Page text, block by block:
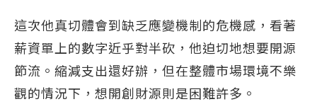
這次他真切體會到缺乏應變機制的危機感，看著
薪資單上的數字近乎對半砍，他迫切地想要開源
節流。縮減支出還好辦，但在整體市場環境不樂
觀的情況下，想開創財源則是困難許多。